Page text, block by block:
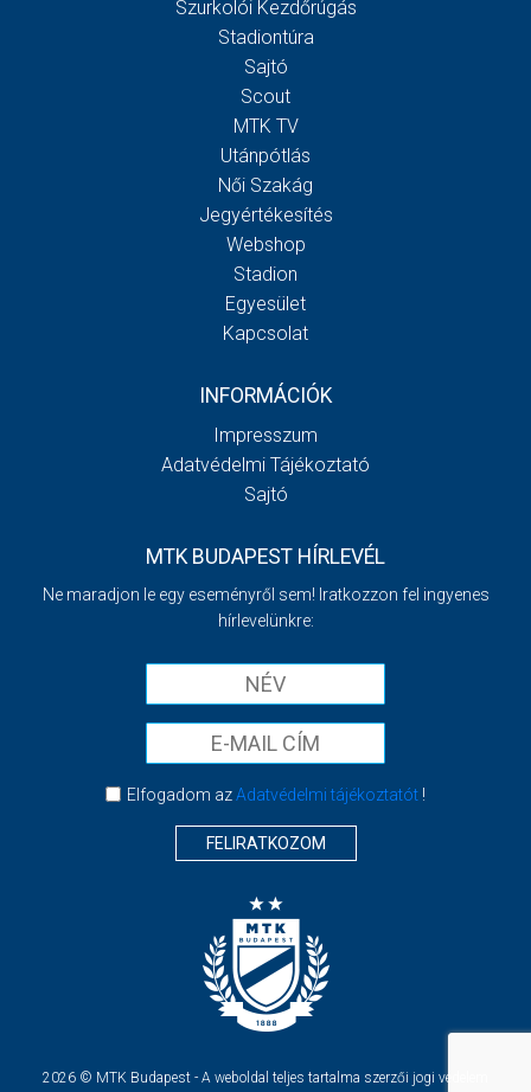
Szurkolói Kezdőrúgás
Stadiontúra
Sajtó
Scout
MTK TV
Utánpótlás
Női Szakág
Jegyértékesítés
Webshop
Stadion
Egyesület
Kapcsolat
INFORMÁCIÓK
Impresszum
Adatvédelmi Tájékoztató
Sajtó
MTK BUDAPEST HÍRLEVÉL
Ne maradjon le egy eseményről sem! Iratkozzon fel ingyenes
hírlevelünkre:
Elfogadom azAdatvédelmi tájékoztatót!
FELIRATKOZOM
2026 © MTK Budapest - A weboldal teljes tartalma szerzői jogi védelem